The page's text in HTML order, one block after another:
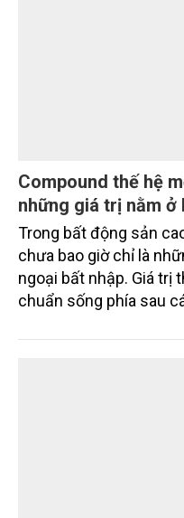
Compound thế hệ
những giá trị nằm
Trong bất động sản
chưa bao giờ chỉ là
ngoại bất nhập. Giá trị
chuẩn sống phía sau
vụ được thiết kế dành